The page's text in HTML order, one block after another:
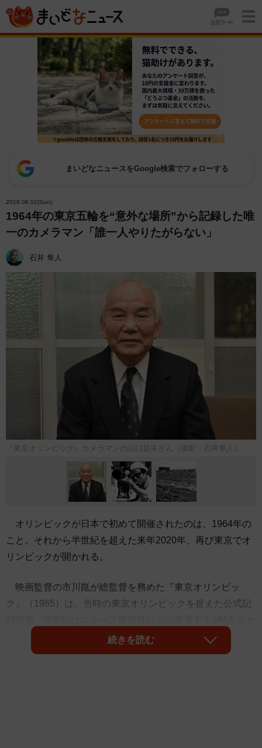
まいどなニュースをGoogle検索でフォローする
2019.06.02(Sun)
1964年の東京五輪を“意外な場所”から記録した唯
一のカメラマン「誰一人やりたがらない」
石井 隼人
『東京オリンピック』カメラマンの山口益夫さん（撮影・石井隼人）
オリンピックが日本で初めて開催されたのは、1964年の
こと。それから半世紀を超えた来年2020年、再び東京でオ
リンピックが開かれる。
映画監督の市川崑が総監督を務めた『東京オリンピッ
ク』（1965）は、当時の東京オリンピックを捉えた公式記
メラマンが参加した。その中に、開催から55年経った現在
も様々なメディアに取り上げられる貴重な経験をした人物
続きを読む